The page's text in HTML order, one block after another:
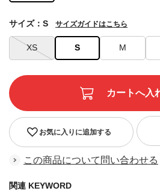
XS S M
サイズ：S サイズガイドはこちら
お気に入りに追加する
この商品について問い合わせる
関連 KEYWORD